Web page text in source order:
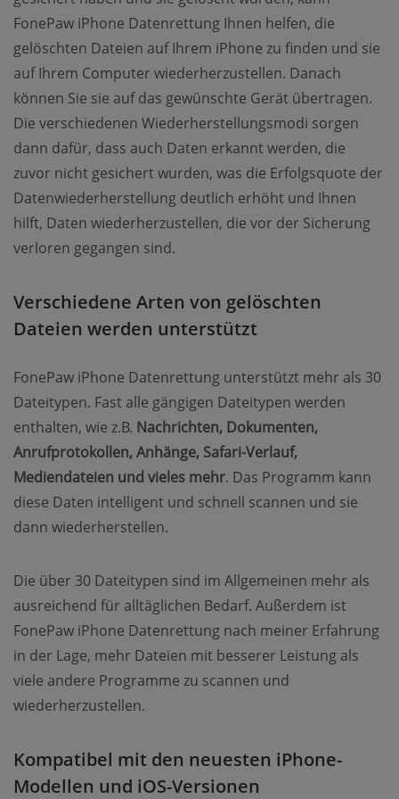
FonePaw iPhone Datenrettung Ihnen helfen, die
gelöschten Dateien auf Ihrem iPhone zu finden und sie
auf Ihrem Computer wiederherzustellen. Danach
können Sie sie auf das gewünschte Gerät übertragen.
Die verschiedenen Wiederherstellungsmodi sorgen
dann dafür, dass auch Daten erkannt werden, die
zuvor nicht gesichert wurden, was die Erfolgsquote der
Datenwiederherstellung deutlich erhöht und Ihnen
hilft, Daten wiederherzustellen, die vor der Sicherung
verloren gegangen sind.
Verschiedene Arten von gelöschten
Dateien werden unterstützt
FonePaw iPhone Datenrettung unterstützt mehr als 30
Dateitypen. Fast alle gängigen Dateitypen werden
enthalten, wie z.B. Nachrichten, Dokumenten,
Anrufprotokollen, Anhänge, Safari-Verlauf,
Mediendateien und vieles mehr. Das Programm kann
diese Daten intelligent und schnell scannen und sie
dann wiederherstellen.
Die über 30 Dateitypen sind im Allgemeinen mehr als
ausreichend für alltäglichen Bedarf. Außerdem ist
FonePaw iPhone Datenrettung nach meiner Erfahrung
in der Lage, mehr Dateien mit besserer Leistung als
viele andere Programme zu scannen und
wiederherzustellen.
Kompatibel mit den neuesten iPhone-
Modellen und iOS-Versionen